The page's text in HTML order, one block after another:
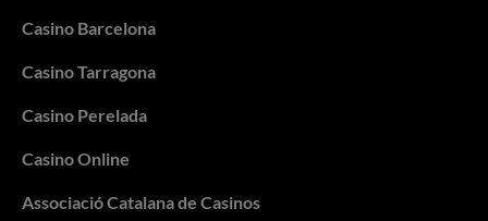
Casino Barcelona
Casino Tarragona
Casino Perelada
Casino Online
Associació Catalana de Casinos